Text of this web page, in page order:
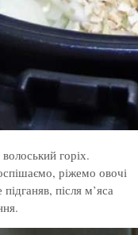
горіх.
ріжемо овочі
після м’яса